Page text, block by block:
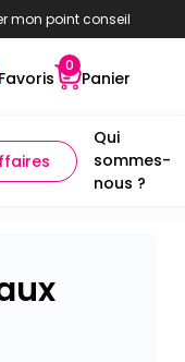
mon point conseil
Favoris
0
Panier
Qui
sommes-
nous ?